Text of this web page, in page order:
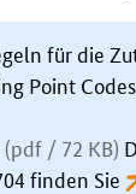
für die
Point
(pdf / 72 KB)
finden Sie